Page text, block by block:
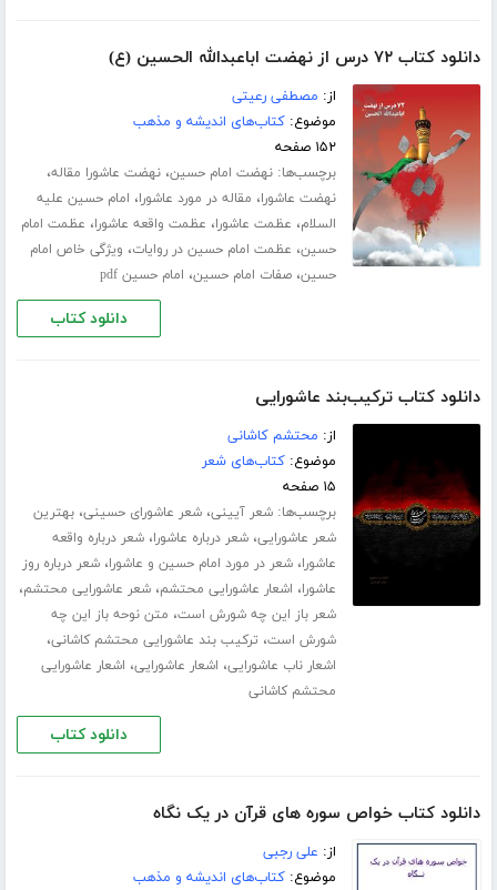
دانلود کتاب ۷۲ درس از نهضت اباعبدالله الحسین (ع)
از: مصطفی رعیتی
موضوع:کتاب‌های اندیشه و مذهب
۱۵۲ صفحه
برچسب‌ها:نهضت امام حسین،نهضت عاشورا مقاله،
نهضت عاشورا، مقاله در مورد عاشورا، امام حسین علیه
السلام، عظمت عاشورا، عظمت واقعه عاشورا، عظمت امام
حسین، عظمت امام حسین در روایات، ویژگی خاص امام
حسین،صفات امام حسین، امام حسین pdf
دانلود کتاب
دانلود کتاب ترکیب‌بند عاشورایی
از: محتشم کاشانی
موضوع:کتاب‌های شعر
۱۵ صفحه
برچسب‌ها:شعر آیینی،شعر عاشورای حسینی،بهترین
شعر عاشورایی،شعر درباره عاشورا،شعر درباره واقعه
عاشورا،شعر در مورد امام حسین و عاشورا،شعر درباره روز
عاشورا، اشعار عاشورایی محتشم،شعر عاشورایی محتشم،
شعر باز این چه شورش است، متن نوحه باز این چه
شورش است، ترکیب بند عاشورایی محتشم کاشانی،
اشعار ناب عاشورایی، اشعار عاشورایی، اشعار عاشورایی
محتشم کاشانی
دانلود کتاب
دانلود کتاب خواص سوره های قرآن در یک نگاه
از: علی رجبی
موضوع:کتاب‌های اندیشه و مذهب